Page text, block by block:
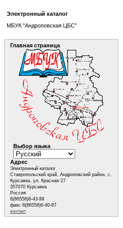
Электронный каталог
МБУК "Андроповская ЦБС"
Главная страница
Выбор языка
Адрес
Электронный каталог
Ставропольский край, Андроповский район, с.
Курсавка, ул. Красная 27
357070 Курсавка
Россия
8(86556)6-43-99
факс 8(86556)6-40-87
контакт